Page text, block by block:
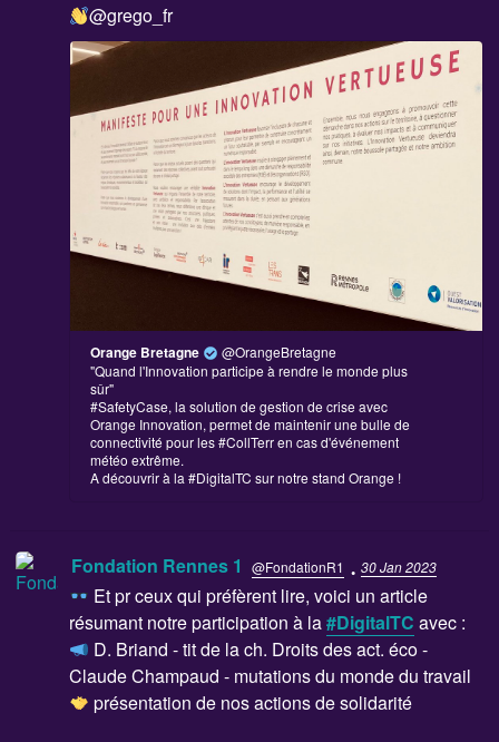
@grego_fr
Orange Bretagne
@OrangeBretagne
"Quand l'Innovation participe à rendre le monde plus
sûr"
#SafetyCase, la solution de gestion de crise avec
Orange Innovation, permet de maintenir une bulle de
connectivité pour les #CollTerr en cas d'événement
météo extrême.
A découvrir à la #DigitalTC sur notre stand Orange !
Fondation Rennes 1 @FondationR1 · 30 Jan 2023
Et pr ceux qui préfèrent lire, voici un article
résumant notre participation à la#DigitalTC avec :
D. Briand - tit de la ch. Droits des act. éco -
Claude Champaud - mutations du monde du travail
présentation de nos actions de solidarité